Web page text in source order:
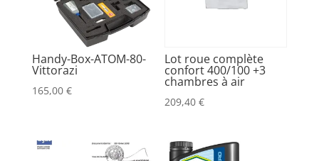
Handy-Box-ATOM-80-
Vittorazi
165,00 €
Lot roue complète
confort 400/100 +3
chambres à air
209,40€